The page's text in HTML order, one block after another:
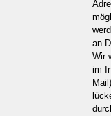
an
Wir
im